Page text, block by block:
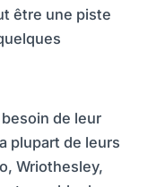
être une piste
de leur
plupart de leurs
Wriothesley,